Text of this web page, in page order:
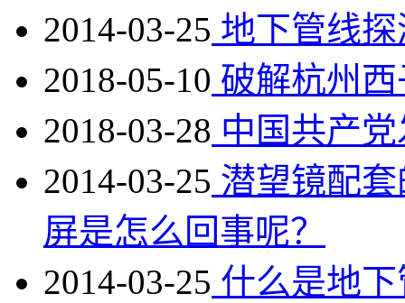
2014-03-25 地下管线
2018-05-10 破解杭州
2018-03-28 中国共产
2014-03-25 潜望镜配
屏是怎么回事呢？
2014-03-25 什么是地